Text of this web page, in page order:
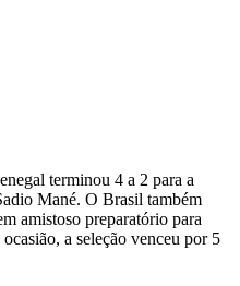
terminou 4 a 2 para a
Mané. O Brasil também
amistoso preparatório para
a seleção venceu por 5